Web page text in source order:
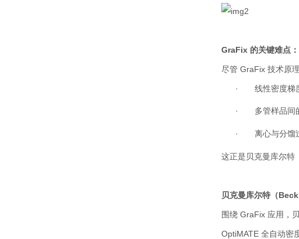
GraFix 的关键难点
尽管 GraFix 技术原
· 线性密度梯
· 多管样品间
· 离心与分馏
这正是贝克曼库尔特
贝克曼库尔特（
围绕 GraFix 应用，
OptiMATE 全自动密